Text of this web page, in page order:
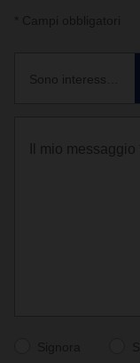
Sono interessato a *
Il mio messaggio *